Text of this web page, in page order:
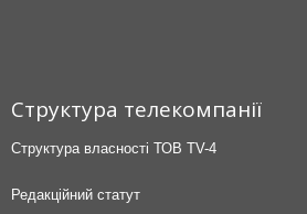
Структура телекомпанії
Структура власності ТОВ TV-4
Редакційний статут